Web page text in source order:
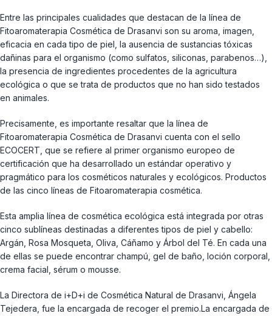
Entre las principales cualidades que destacan de la línea de
Fitoaromaterapia Cosmética de Drasanvi son su aroma, imagen,
eficacia en cada tipo de piel, la ausencia de sustancias tóxicas
dañinas para el organismo (como sulfatos, siliconas, parabenos…),
la presencia de ingredientes procedentes de la agricultura
ecológica o que se trata de productos que no han sido testados
en animales.
Precisamente, es importante resaltar que la línea de
Fitoaromaterapia Cosmética de Drasanvi cuenta con el sello
ECOCERT, que se refiere al primer organismo europeo de
certificación que ha desarrollado un estándar operativo y
pragmático para los cosméticos naturales y ecológicos. Productos
de las cinco líneas de Fitoaromaterapia cosmética.
Esta amplia línea de cosmética ecológica está integrada por otras
cinco sublíneas destinadas a diferentes tipos de piel y cabello:
Argán, Rosa Mosqueta, Oliva, Cáñamo y Árbol del Té. En cada una
de ellas se puede encontrar champú, gel de baño, loción corporal,
crema facial, sérum o mousse.
La Directora de i+D+i de Cosmética Natural de Drasanvi, Ángela
Tejedera, fue la encargada de recoger el premio.La encargada de